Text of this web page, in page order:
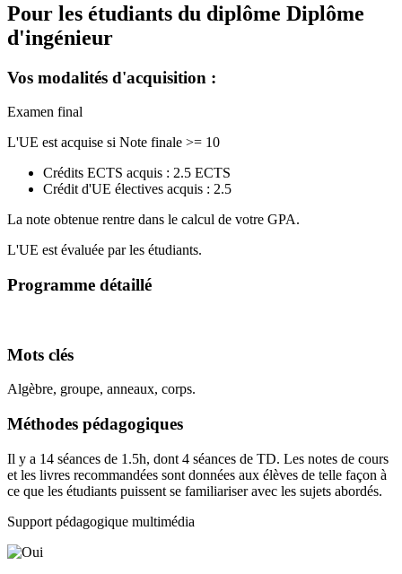
Pour les étudiants du diplôme Diplôme
d'ingénieur
Vos modalités d'acquisition :
Examen final
L'UE est acquise si Note finale >= 10
Crédits ECTS acquis : 2.5 ECTS
Crédit d'UE électives acquis : 2.5
La note obtenue rentre dans le calcul de votre GPA.
L'UE est évaluée par les étudiants.
Programme détaillé
Mots clés
Algèbre, groupe, anneaux, corps.
Méthodes pédagogiques
Il y a 14 séances de 1.5h, dont 4 séances de TD. Les notes de cours
et les livres recommandées sont données aux élèves de telle façon à
ce que les étudiants puissent se familiariser avec les sujets abordés.
Support pédagogique multimédia